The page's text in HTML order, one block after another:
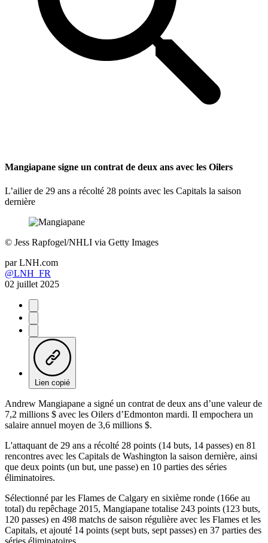
Mangiapane signe un contrat de deux ans avec les Oilers
L’ailier de 29 ans a récolté 28 points avec les Capitals la saison
dernière
© Jess Rapfogel/NHLI via Getty Images
par LNH.com
@LNH_FR
02 juillet 2025
Lien copié
Andrew Mangiapane a signé un contrat de deux ans d’une valeur de
7,2 millions $ avec les Oilers d’Edmonton mardi. Il empochera un
salaire annuel moyen de 3,6 millions $.
L'attaquant de 29 ans a récolté 28 points (14 buts, 14 passes) en 81
rencontres avec les Capitals de Washington la saison dernière, ainsi
que deux points (un but, une passe) en 10 parties des séries
éliminatoires.
Sélectionné par les Flames de Calgary en sixième ronde (166e au
total) du repêchage 2015, Mangiapane totalise 243 points (123 buts,
120 passes) en 498 matchs de saison régulière avec les Flames et les
Capitals, et ajouté 14 points (sept buts, sept passes) en 37 parties des
séries éliminatoires.